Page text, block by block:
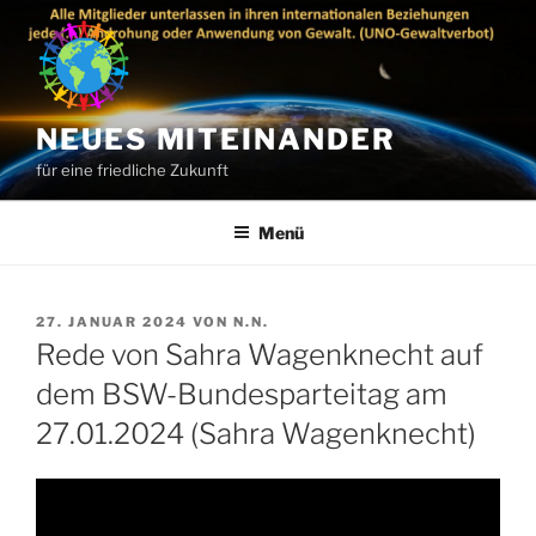
Inhalt
springen
NEUES MITEINANDER
für eine friedliche Zukunft
Menü
VERÖFFENTLICHT
AM
27. JANUAR 2024 VON N.N.
Rede von Sahra Wagenknecht auf
dem BSW-Bundesparteitag am
27.01.2024 (Sahra Wagenknecht)